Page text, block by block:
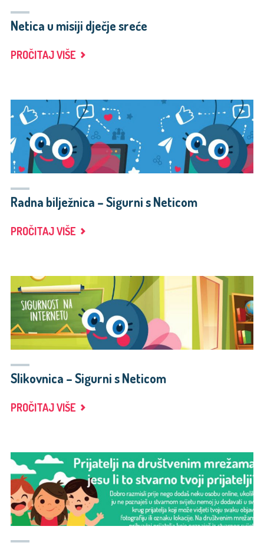
Netica u misiji dječje sreće
PROČITAJ VIŠE "NETICA
DJEČJE
SREĆE"
Radna bilježnica – Sigurni s Neticom
PROČITAJ VIŠE "RADNA
SIGURNI
S
NETICOM"
Slikovnica – Sigurni s Neticom
PROČITAJ VIŠE "SLIKOVNICA
S
NETICOM"